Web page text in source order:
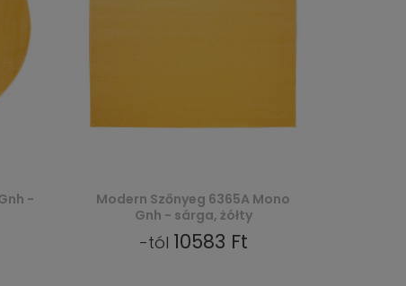
-
Modern Szőnyeg 6365A Mono
Gnh - sárga, żółty
-tól 10583 Ft